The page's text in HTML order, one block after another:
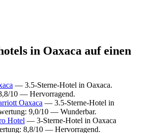
in Oaxaca auf einen
— 3.5-Sterne-Hotel in Oaxaca.
10 — Hervorragend.
Oaxaca — 3.5-Sterne-Hotel in
9,0/10 — Wunderbar.
Hotel — 3-Sterne-Hotel in Oaxaca
8,8/10 — Hervorragend.